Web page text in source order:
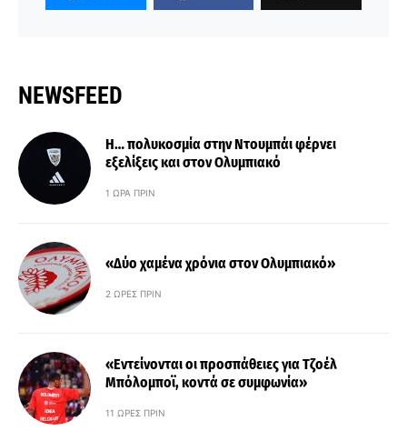
NEWSFEED
Η… πολυκοσμία στην Ντουμπάι φέρνει
εξελίξεις και στον Ολυμπιακό
1 ΏΡΑ ΠΡΙΝ
«Δύο χαμένα χρόνια στον Ολυμπιακό»
2 ΏΡΕΣ ΠΡΙΝ
«Εντείνονται οι προσπάθειες για Τζοέλ
Μπόλομποϊ, κοντά σε συμφωνία»
11 ΏΡΕΣ ΠΡΙΝ